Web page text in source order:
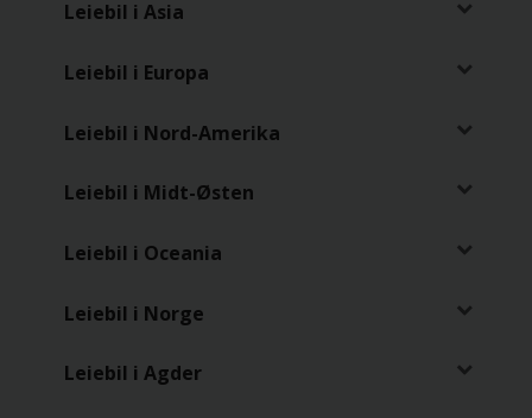
Leiebil i Asia
Leiebil i Europa
Leiebil i Nord-Amerika
Leiebil i Midt-Østen
Leiebil i Oceania
Leiebil i Norge
Leiebil i Agder